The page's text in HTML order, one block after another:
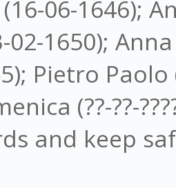
06-1646);
02-1650);
Pietro
(??-??-
and keep